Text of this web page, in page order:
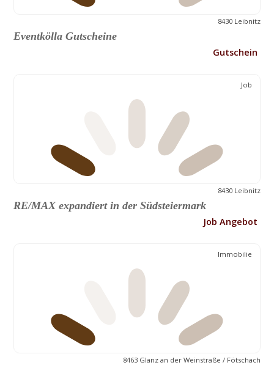
8430 Leibnitz
Eventkölla Gutscheine
Gutschein
Job
8430 Leibnitz
RE/MAX expandiert in der Südsteiermark
Job Angebot
Immobilie
8463 Glanz an der Weinstraße / Fötschach